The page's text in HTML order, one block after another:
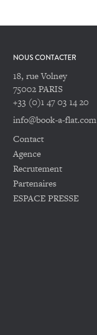
NOUS CONTACTER
18, rue Volney
75002 PARIS
+33 (0)1 47 03 14 20
info@book-a-flat.com
Contact
Agence
Recrutement
Partenaires
ESPACE PRESSE